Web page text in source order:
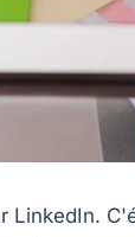
LinkedIn.